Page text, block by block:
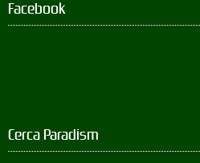
Facebook
Cerca Paradism